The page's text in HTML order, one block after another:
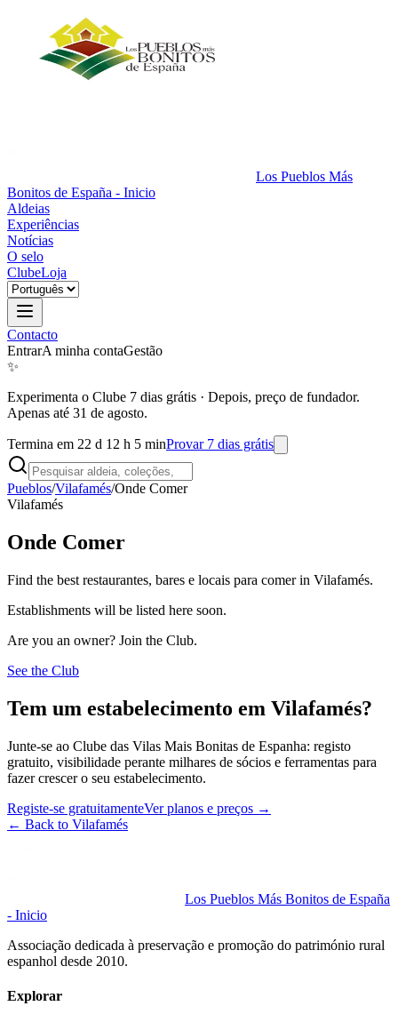
Los Pueblos Más
Bonitos de España - Inicio
Aldeias
Experiências
Notícias
O selo
ClubeLoja
Contacto
EntrarA minha contaGestão
✨
Experimenta o Clube 7 dias grátis · Depois, preço de fundador.
Apenas até 31 de agosto.
Termina em 22 d 12 h 5 minProvar 7 dias grátis
Pueblos/Vilafamés/Onde Comer
Vilafamés
Onde Comer
Find the best restaurantes, bares e locais para comer in Vilafamés.
Establishments will be listed here soon.
Are you an owner? Join the Club.
See the Club
Tem um estabelecimento em Vilafamés?
Junte-se ao Clube das Vilas Mais Bonitas de Espanha: registo
gratuito, visibilidade perante milhares de sócios e ferramentas para
fazer crescer o seu estabelecimento.
Registe-se gratuitamenteVer planos e preços →
← Back to Vilafamés
Los Pueblos Más Bonitos de España
- Inicio
Associação dedicada à preservação e promoção do património rural
espanhol desde 2010.
Explorar